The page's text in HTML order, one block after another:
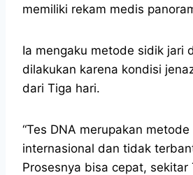
memiliki rekam medis
Ia mengaku metode sidik jari
dilakukan karena kondisi
dari Tiga hari.
“Tes DNA merupakan
internasional dan tidak
Prosesnya bisa cepat, sekitar